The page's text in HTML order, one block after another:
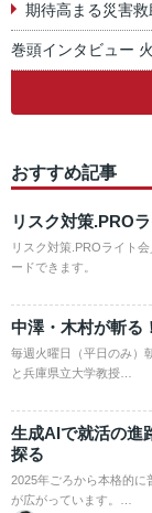
期待高まる災害救
巻頭インタビュー
おすすめ記事
リスク対策.PRO
リスク対策.PROライト
ードできます。
中澤・木村が斬る
毎週火曜日（平日のみ
と兵庫県立大学教授…
生成AIで就活の進
探る
2025年ごろから本格的に
が広がっています。…